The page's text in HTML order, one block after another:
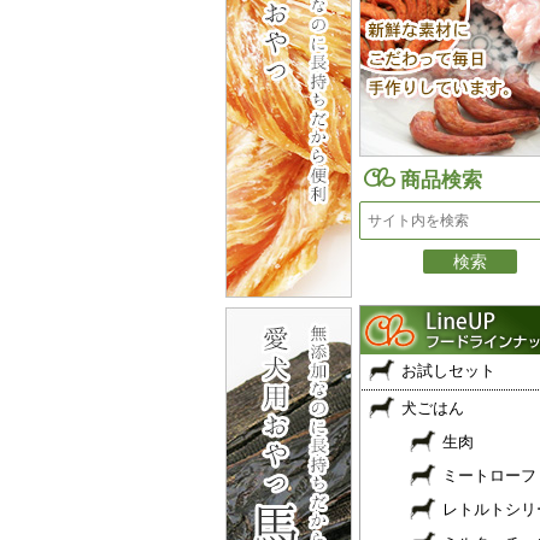
商品検索
お試しセット
犬ごはん
生肉
ミートローフ
レトルトシリ